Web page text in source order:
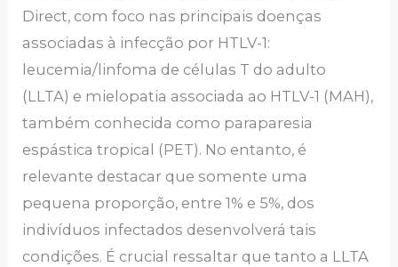
Direct, com foco nas principais doenças
associadas à infecção por HTLV-1:
leucemia/linfoma de células T do adulto
(LLTA) e mielopatia associada ao HTLV-1 (MAH),
também conhecida como paraparesia
espástica tropical (PET). No entanto, é
relevante destacar que somente uma
pequena proporção, entre 1% e 5%, dos
indivíduos infectados desenvolverá tais
condições. É crucial ressaltar que tanto a LLTA